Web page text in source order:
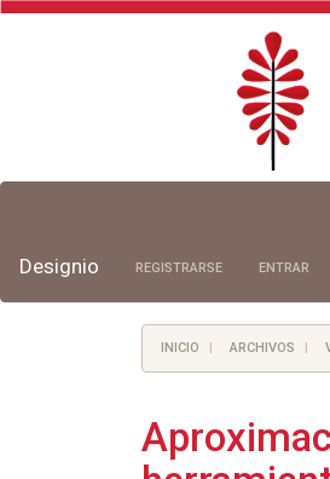
principal
Barra
lateral
Designio REGISTRARSE ENTRAR
INICIO ARCHIVOS